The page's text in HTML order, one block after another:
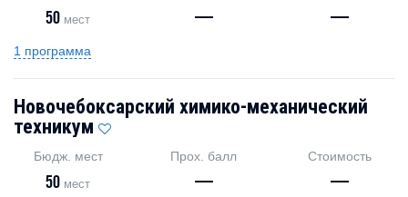
50 мест — —
1 программа
Новочебоксарский химико-механический
техникум
Бюдж. мест
50 мест
Прох. балл
—
Стоимость
—